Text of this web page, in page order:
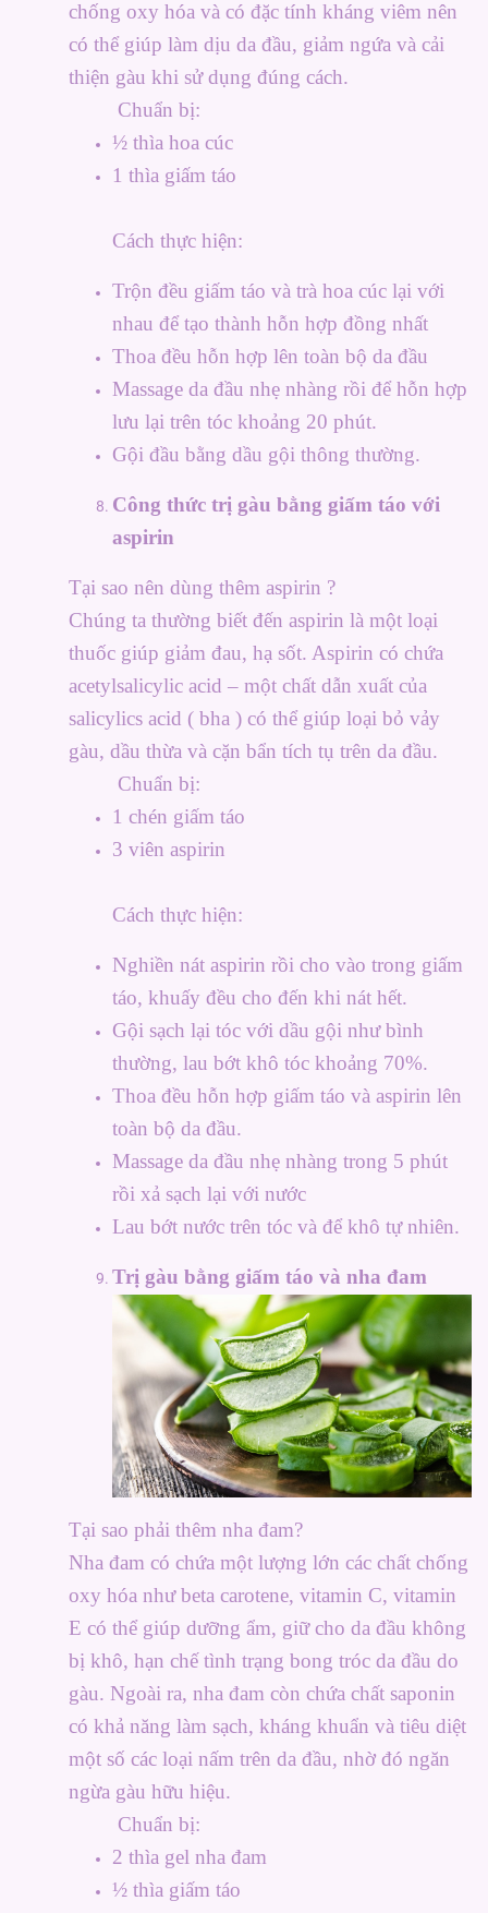
chống oxy hóa và có đặc tính kháng viêm nên
có thể giúp làm dịu da đầu, giảm ngứa và cải
thiện gàu khi sử dụng đúng cách.
Chuẩn bị:
½ thìa hoa cúc
1 thìa giấm táo
Cách thực hiện:
Trộn đều giấm táo và trà hoa cúc lại với
nhau để tạo thành hỗn hợp đồng nhất
Thoa đều hỗn hợp lên toàn bộ da đầu
Massage da đầu nhẹ nhàng rồi để hỗn hợp
lưu lại trên tóc khoảng 20 phút.
Gội đầu bằng dầu gội thông thường.
Công thức trị gàu bằng giấm táo với
aspirin
Tại sao nên dùng thêm aspirin ?
Chúng ta thường biết đến aspirin là một loại
thuốc giúp giảm đau, hạ sốt. Aspirin có chứa
acetylsalicylic acid – một chất dẫn xuất của
salicylics acid ( bha ) có thể giúp loại bỏ vảy
gàu, dầu thừa và cặn bẩn tích tụ trên da đầu.
Chuẩn bị:
1 chén giấm táo
3 viên aspirin
Cách thực hiện:
Nghiền nát aspirin rồi cho vào trong giấm
táo, khuấy đều cho đến khi nát hết.
Gội sạch lại tóc với dầu gội như bình
thường, lau bớt khô tóc khoảng 70%.
Thoa đều hỗn hợp giấm táo và aspirin lên
toàn bộ da đầu.
Massage da đầu nhẹ nhàng trong 5 phút
rồi xả sạch lại với nước
Lau bớt nước trên tóc và để khô tự nhiên.
Trị gàu bằng giấm táo và nha đam
Tại sao phải thêm nha đam?
Nha đam có chứa một lượng lớn các chất chống
oxy hóa như beta carotene, vitamin C, vitamin
E có thể giúp dưỡng ẩm, giữ cho da đầu không
bị khô, hạn chế tình trạng bong tróc da đầu do
gàu. Ngoài ra, nha đam còn chứa chất saponin
có khả năng làm sạch, kháng khuẩn và tiêu diệt
một số các loại nấm trên da đầu, nhờ đó ngăn
ngừa gàu hữu hiệu.
Chuẩn bị:
2 thìa gel nha đam
½ thìa giấm táo